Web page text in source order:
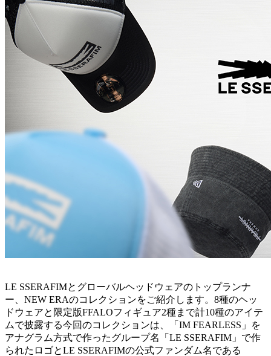
LE SSERAFIMとグローバルヘッドウェアのトップランナ
ー、NEW ERAのコレクションをご紹介します。8種のヘッ
ドウェアと限定版FFALOフィギュア2種まで計10種のアイテ
ムで披露する今回のコレクションは、「IM FEARLESS」を
アナグラム方式で作ったグループ名「LE SSERAFIM」で作
られたロゴとLE SSERAFIMの公式ファンダム名である